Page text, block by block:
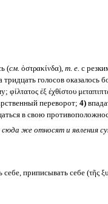
(см. ὀστρακίνδα),т. е. с
тридцать голосов оказалось
φίλτατος ἐξ ἐχθίστου
переворот; 4)
в свою
сюда же относят и явления
себе, приписывать себе (τῆς